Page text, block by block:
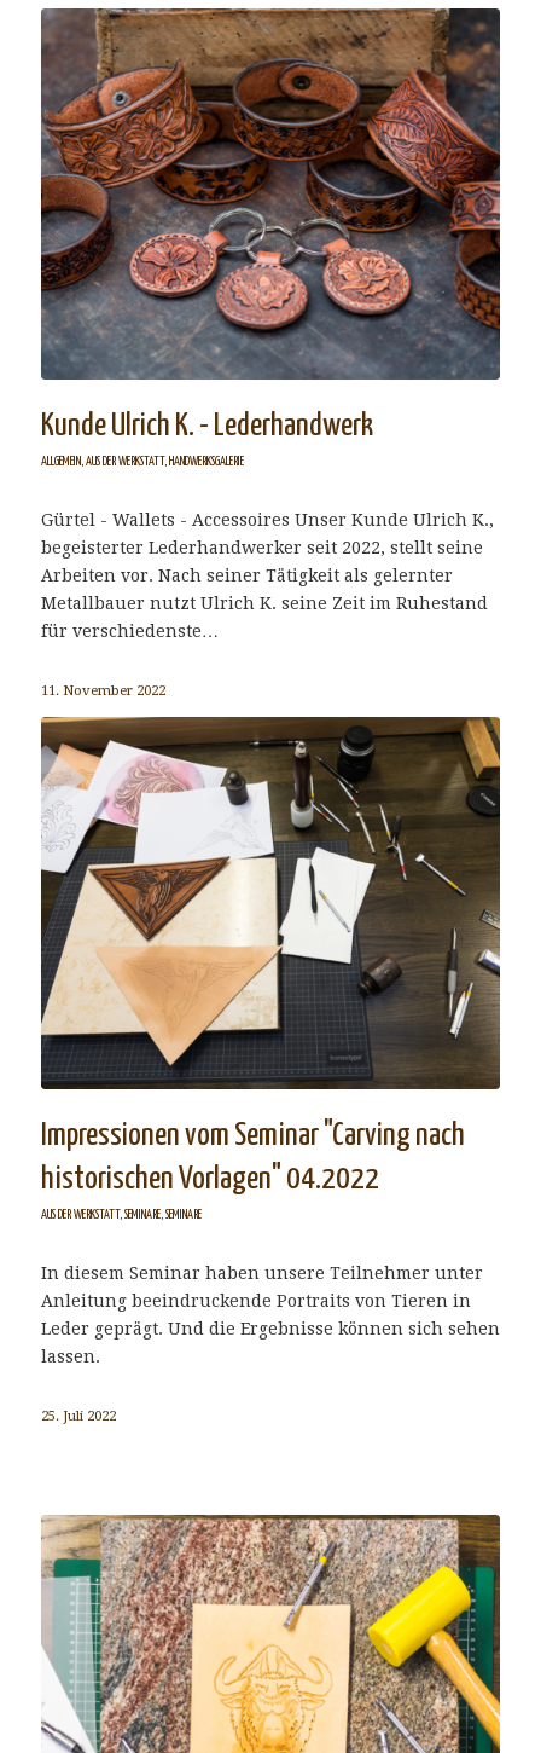
Kunde Ulrich K. - Lederhandwerk
ALLGEMEIN , AUS DER WERKSTATT , HANDWERKSGALERIE
Gürtel - Wallets - Accessoires Unser Kunde Ulrich K.,
begeisterter Lederhandwerker seit 2022, stellt seine
Arbeiten vor. Nach seiner Tätigkeit als gelernter
Metallbauer nutzt Ulrich K. seine Zeit im Ruhestand
für verschiedenste…
11. November 2022
Impressionen vom Seminar "Carving nach
historischen Vorlagen" 04.2022
AUS DER WERKSTATT , SEMINARE, SEMINARE
In diesem Seminar haben unsere Teilnehmer unter
Anleitung beeindruckende Portraits von Tieren in
Leder geprägt. Und die Ergebnisse können sich sehen
lassen.
25. Juli 2022